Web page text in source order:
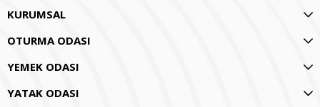
KURUMSAL
OTURMA ODASI
YEMEK ODASI
YATAK ODASI